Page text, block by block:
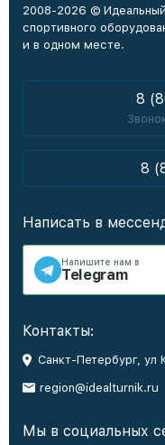
2008-2026 ©
спортивного
и в одном месте.
8
8
Написать в
Напишите нам в
Telegram
Контакты:
Санкт-Петербург, ул
region@idealturnik.ru
Мы в социальных